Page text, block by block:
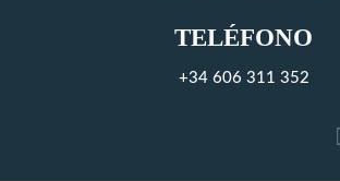
TELÉFONO
+34 606 311 352